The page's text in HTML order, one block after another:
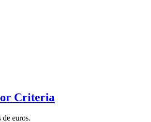
Criteria
euros.